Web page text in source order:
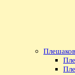
Плешаков